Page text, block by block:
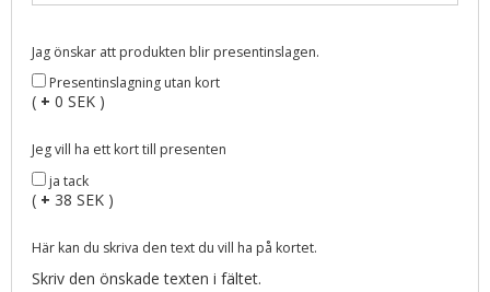
Jag önskar att produkten blir presentinslagen.
Presentinslagning utan kort
( + 0 SEK )
Jeg vill ha ett kort till presenten
ja tack
( + 38 SEK )
Här kan du skriva den text du vill ha på kortet.
Skriv den önskade texten i fältet.